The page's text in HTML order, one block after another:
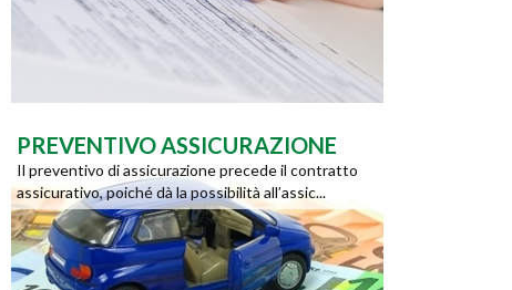
PREVENTIVO ASSICURAZIONE
Il preventivo di assicurazione precede il contratto
assicurativo, poiché dà la possibilità all’assic...